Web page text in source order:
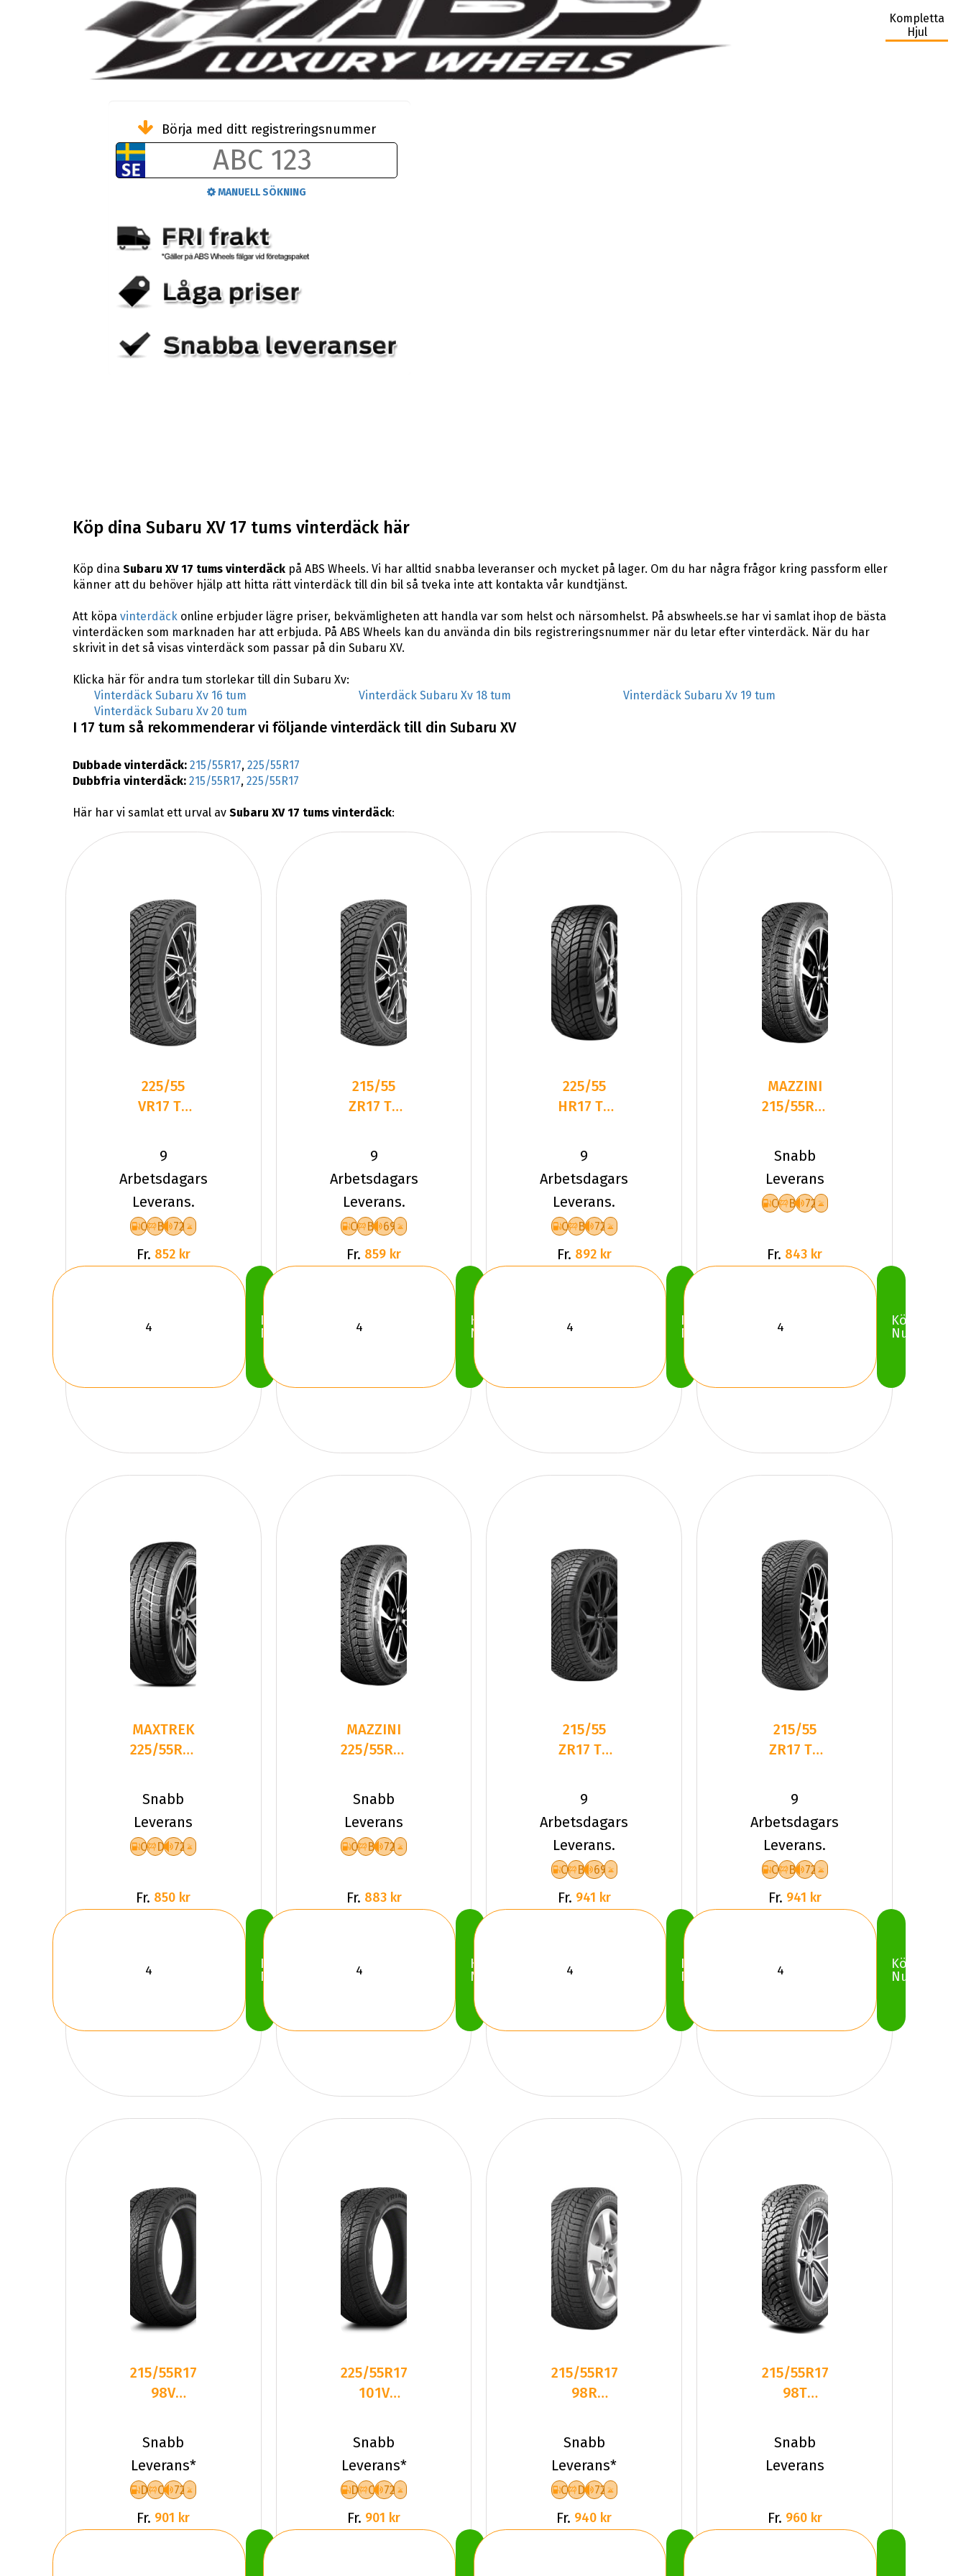
Kompletta
Hjul
Börja med ditt registreringsnummer
MANUELL SÖKNING
Köp dina Subaru XV 17 tums vinterdäck här
Köp dina Subaru XV 17 tums vinterdäckpå ABS Wheels. Vi har alltid snabba leveranser och mycket på lager. Om du har några frågor kring passform eller
känner att du behöver hjälp att hitta rätt vinterdäck till din bil så tveka inte att kontakta vår kundtjänst.
Att köpa vinterdäckonline erbjuder lägre priser, bekvämligheten att handla var som helst och närsomhelst. På abswheels.se har vi samlat ihop de bästa
vinterdäcken som marknaden har att erbjuda. På ABS Wheels kan du använda din bils registreringsnummer när du letar efter vinterdäck. När du har
skrivit in det så visas vinterdäck som passar på din Subaru XV.
Klicka här för andra tum storlekar till din Subaru Xv:
Vinterdäck Subaru Xv 16 tum
Vinterdäck Subaru Xv 18 tum
Vinterdäck Subaru Xv 19 tum
Vinterdäck Subaru Xv 20 tum
I 17 tum så rekommenderar vi följande vinterdäck till din Subaru XV
Dubbade vinterdäck: 215/55R17, 225/55R17
Dubbfria vinterdäck: 215/55R17, 225/55R17
Här har vi samlat ett urval av Subaru XV 17 tums vinterdäck:
225/55
VR17 TL
LANDSAIL
4-
SEASONS
3 XL
9
Arbetsdagars
Leverans.
C B 72
Fr. 852 kr
Köp
Nu
215/55
ZR17 TL
LANDSAIL
4-
SEASONS
3 XL
9
Arbetsdagars
Leverans.
C B 69
Fr. 859 kr
Köp
Nu
225/55
HR17 TL
DELINTE
WD6
9
Arbetsdagars
Leverans.
C B 72
Fr. 892 kr
Köp
Nu
MAZZINI
215/55R17
SNOWLEOPARD
2 NC
Snabb
Leverans
C B 72
Fr. 843 kr
Köp
Nu
MAXTREK
225/55R17
TREK M7
PLUS
Snabb
Leverans
C D 72
Fr. 850 kr
Köp
Nu
MAZZINI
225/55R17
SNOWLEOPARD
2 NC
Snabb
Leverans
C B 72
Fr. 883 kr
Köp
Nu
215/55
ZR17 TL
TYFOON
ALL-
SEASON 7
XL
9
Arbetsdagars
Leverans.
C B 69
Fr. 941 kr
Köp
Nu
215/55
ZR17 TL
ALLSEASON
6 XL
9
Arbetsdagars
Leverans.
C B 72
Fr. 941 kr
Köp
Nu
215/55R17
98V
TW401 XL
Friktion
2026
Snabb
Leverans*
D C 72
Fr. 901 kr
225/55R17
101V
TW401 XL
Frikti
Snabb
Leverans*
D C 72
Fr. 901 kr
215/55R17
98R
PL01 XL
Friktion
2026
Snabb
Leverans*
C D 72
Fr. 940 kr
215/55R17
98T
TREK
M900 Ice
XL
Snabb
Leverans
Fr. 960 kr